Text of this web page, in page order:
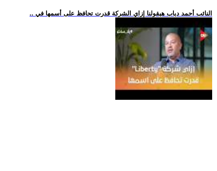
.. النائب أحمد دياب هيقولنا إزاي الشركة قدرت تحافظ على أسمها في